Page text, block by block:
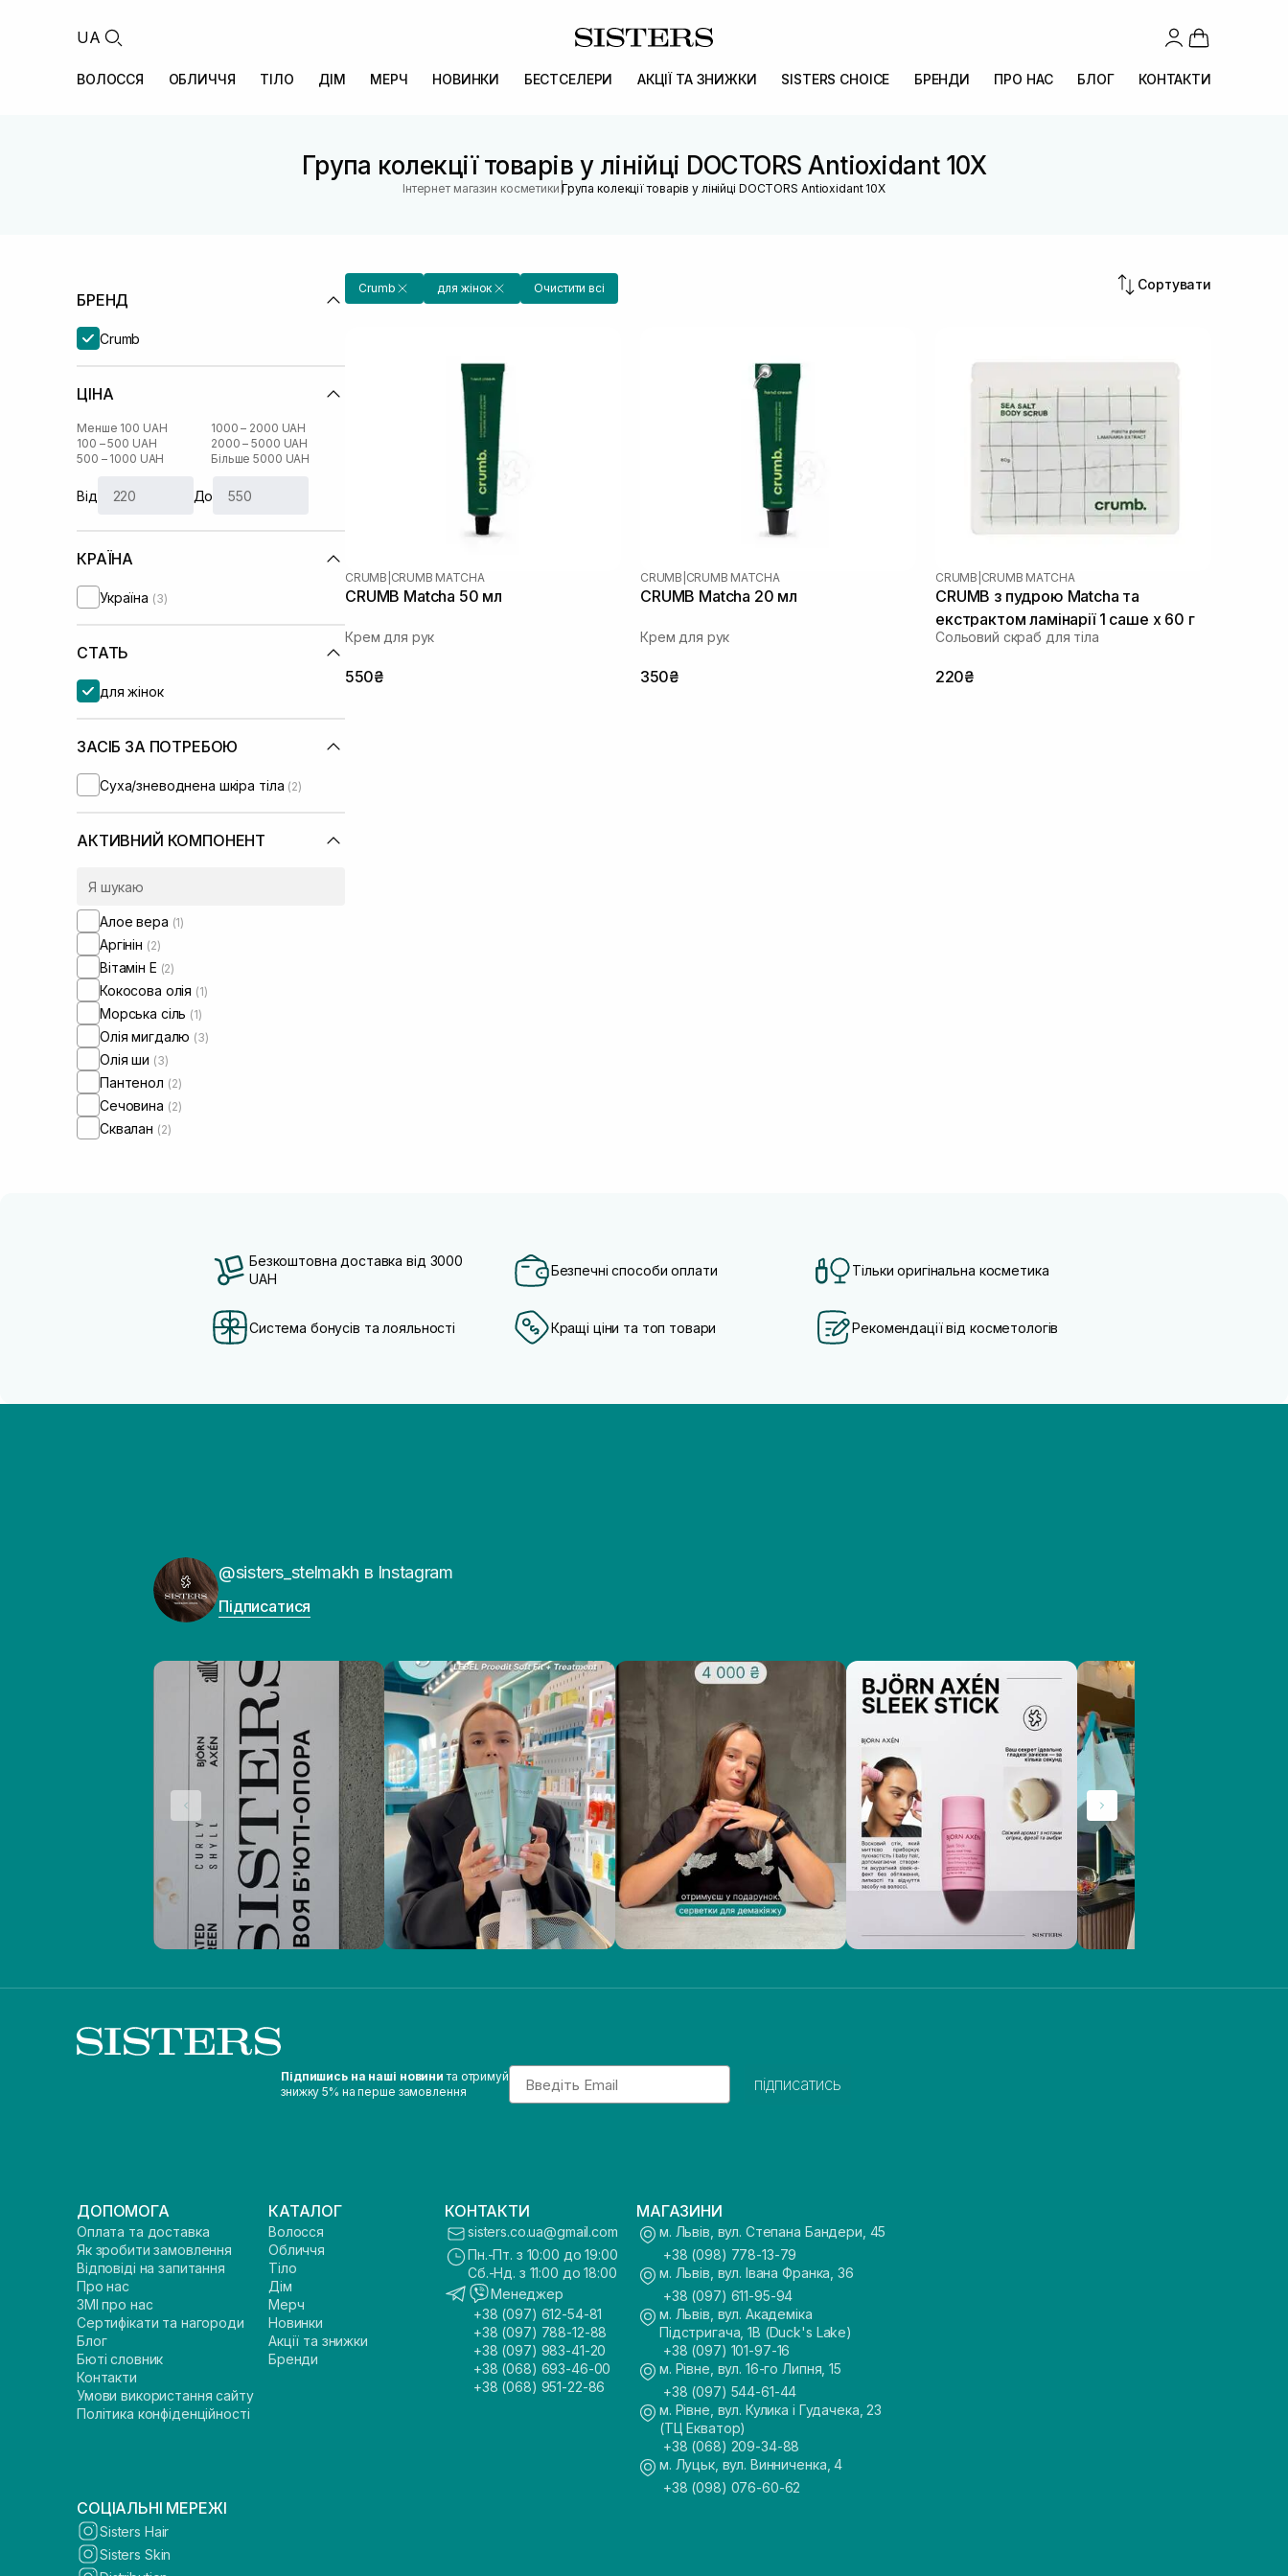
UA
ВОЛОССЯ ОБЛИЧЧЯ ТІЛО ДІМ МЕРЧ НОВИНКИ БЕСТСЕЛЕРИ АКЦІЇ ТА ЗНИЖКИ SISTERS CHOICE БРЕНДИ ПРО НАС БЛОГ КОНТАКТИ
Група колекції товарів у лінійці DOCTORS Antioxidant 10X
Інтернет магазин косметики |Група колекції товарів у лінійці DOCTORS Antioxidant 10X
БРЕНД
Crumb
ЦІНА
Менше 100 UAH
100 – 500 UAH
500 – 1000 UAH
1000 – 2000 UAH
2000 – 5000 UAH
Більше 5000 UAH
Від До
КРАЇНА
Україна (3)
СТАТЬ
для жінок
ЗАСІБ ЗА ПОТРЕБОЮ
Суха/зневоднена шкіра тіла (2)
АКТИВНИЙ КОМПОНЕНТ
Алое вера (1)
Аргінін (2)
Вітамін Е (2)
Кокосова олія (1)
Морська сіль (1)
Олія мигдалю (3)
Олія ши (3)
Пантенол (2)
Сечовина (2)
Сквалан (2)
Crumb для жінок Очистити всі Сортувати
CRUMB CRUMB MATCHA
CRUMB Matcha 50 мл
Крем для рук
550₴
CRUMB CRUMB MATCHA
CRUMB Matcha 20 мл
Крем для рук
350₴
CRUMB CRUMB MATCHA
CRUMB з пудрою Matcha та
екстрактом ламінарії 1 саше х 60 г
Сольовий скраб для тіла
220₴
Безкоштовна доставка від 3000
UAH
Безпечні способи оплати Тільки оригінальна косметика
Система бонусів та лояльності Кращі ціни та топ товари Рекомендації від косметологів
@sisters_stelmakh в Instagram
Підписатися
Підпишись на наші новини та отримуй
знижку 5% на перше замовлення
Email
підписатись
ДОПОМОГА
Оплата та доставка
Як зробити замовлення
Відповіді на запитання
Про нас
ЗМІ про нас
Сертифікати та нагороди
Блог
Бюті словник
Контакти
Умови використання сайту
Політика конфіденційності
КАТАЛОГ
Волосся
Обличчя
Тіло
Дім
Мерч
Новинки
Акції та знижки
Бренди
КОНТАКТИ
sisters.co.ua@gmail.com
Пн.-Пт. з 10:00 до 19:00
Сб.-Нд. з 11:00 до 18:00
Менеджер
+38 (097) 612-54-81
+38 (097) 788-12-88
+38 (097) 983-41-20
+38 (068) 693-46-00
+38 (068) 951-22-86
МАГАЗИНИ
м. Львів, вул. Степана Бандери, 45
+38 (098) 778-13-79
м. Львів, вул. Івана Франка, 36
+38 (097) 611-95-94
м. Львів, вул. Академіка
Підстригача, 1В (Duck's Lake)
+38 (097) 101-97-16
м. Рівне, вул. 16-го Липня, 15
+38 (097) 544-61-44
м. Рівне, вул. Кулика і Гудачека, 23
(ТЦ Екватор)
+38 (068) 209-34-88
м. Луцьк, вул. Винниченка, 4
+38 (098) 076-60-62
СОЦІАЛЬНІ МЕРЕЖІ
Sisters Hair
Sisters Skin